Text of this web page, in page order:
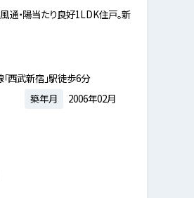
通・陽当たり良好1LDK住戸。新
西武新宿」駅徒歩6分
築年月 2006年02月